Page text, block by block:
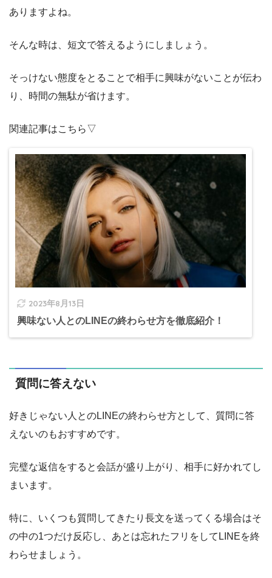
ありますよね。
そんな時は、短文で答えるようにしましょう。
そっけない態度をとることで相手に興味がないことが伝わ
り、時間の無駄が省けます。
関連記事はこちら▽
2023年8月13日
興味ない人とのLINEの終わらせ方を徹底紹介！
質問に答えない
好きじゃない人とのLINEの終わらせ方として、質問に答
えないのもおすすめです。
完璧な返信をすると会話が盛り上がり、相手に好かれてし
まいます。
特に、いくつも質問してきたり長文を送ってくる場合はそ
の中の1つだけ反応し、あとは忘れたフリをしてLINEを終
わらせましょう。